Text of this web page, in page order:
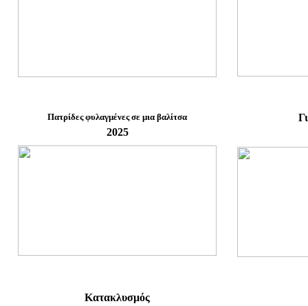
Πατρίδες φυλαγμένες σε μια βαλίτσα
2025
Κατακλυσμός